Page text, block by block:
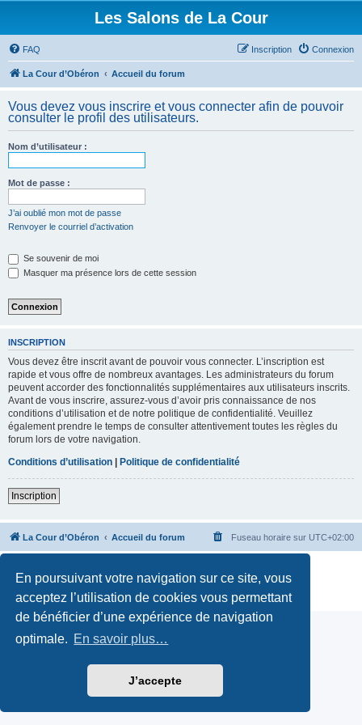
En poursuivant votre navigation sur ce site, vous
acceptez l’utilisation de cookies vous permettant
de bénéficier d’une expérience de navigation
optimale. En savoir plus…
J’accepte
Les Salons de La Cour
FAQ Connexion
Inscription
La Cour d’Obéron Accueil du forum
Vous devez vous inscrire et vous connecter afin de pouvoir
consulter le profil des utilisateurs.
Nom d’utilisateur :
Mot de passe :
J’ai oublié mon mot de passe
Renvoyer le courriel d’activation
Se souvenir de moi
Masquer ma présence lors de cette session
INSCRIPTION
Vous devez être inscrit avant de pouvoir vous connecter. L’inscription est
rapide et vous offre de nombreux avantages. Les administrateurs du forum
peuvent accorder des fonctionnalités supplémentaires aux utilisateurs inscrits.
Avant de vous inscrire, assurez-vous d’avoir pris connaissance de nos
conditions d’utilisation et de notre politique de confidentialité. Veuillez
également prendre le temps de consulter attentivement toutes les règles du
forum lors de votre navigation.
Conditions d’utilisation | Politique de confidentialité
Inscription
La Cour d’Obéron Accueil du forum Fuseau horaire sur UTC+02:00
Traduction française officielle ©Qiaeru
Confidentialité|Conditions